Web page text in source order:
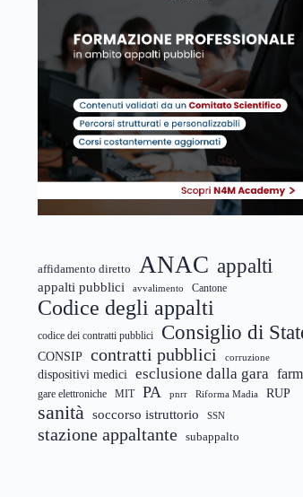
affidamento diretto ANAC appalti
appalti pubblici avvalimento Cantone
Codice degli appalti
codice dei contratti pubblici Consiglio di
CONSIP contratti pubblici corruzione
dispositivi medici esclusione dalla gara
gare elettroniche MIT PA pnrr Riforma Madia RUP
sanità soccorso istruttorio SSN
stazione appaltante subappalto